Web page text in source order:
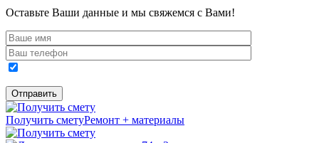
Оставьте Ваши данные и мы свяжемся с Вами!
Получить сметуРемонт + материалы